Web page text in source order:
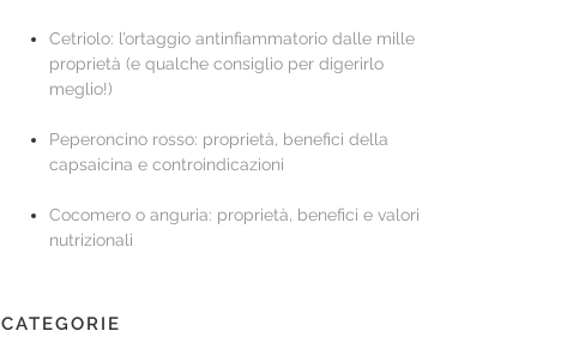
Cetriolo: l’ortaggio antinfiammatorio dalle mille
proprietà (e qualche consiglio per digerirlo
meglio!)
Peperoncino rosso: proprietà, benefici della
capsaicina e controindicazioni
Cocomero o anguria: proprietà, benefici e valori
nutrizionali
CATEGORIE